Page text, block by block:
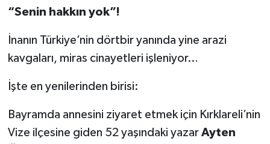
“Senin hakkın yok”!
İnanın Türkiye’nin dörtbir yanında yine arazi
kavgaları, miras cinayetleri işleniyor…
İşte en yenilerinden birisi:
Bayramda annesini ziyaret etmek için Kırklareli’nin
Vize ilçesine giden 52 yaşındaki yazar Ayten